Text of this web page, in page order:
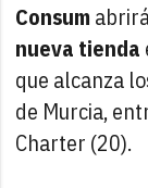
Consum
nueva tienda
que alcanza
de Murcia,
Charter (20).